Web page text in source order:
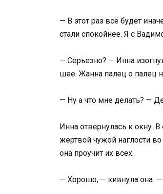
— В этот раз всё будет
стали спокойнее. Я с
— Серьезно? — Инна
шее. Жанна палец о палец
— Ну а что мне делать? —
Инна отвернулась к окну.
жертвой чужой наглости
она проучит их всех.
— Хорошо, — кивнула она.